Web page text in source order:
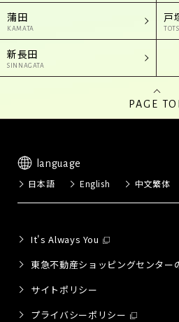
蒲田
KAMATA
戸
新長田
SINNAGATA
PAGE
language
日本語 English 中文繁体
It's Always You
東急不動産ショッピングセンター
サイトポリシー
プライバシーポリシー